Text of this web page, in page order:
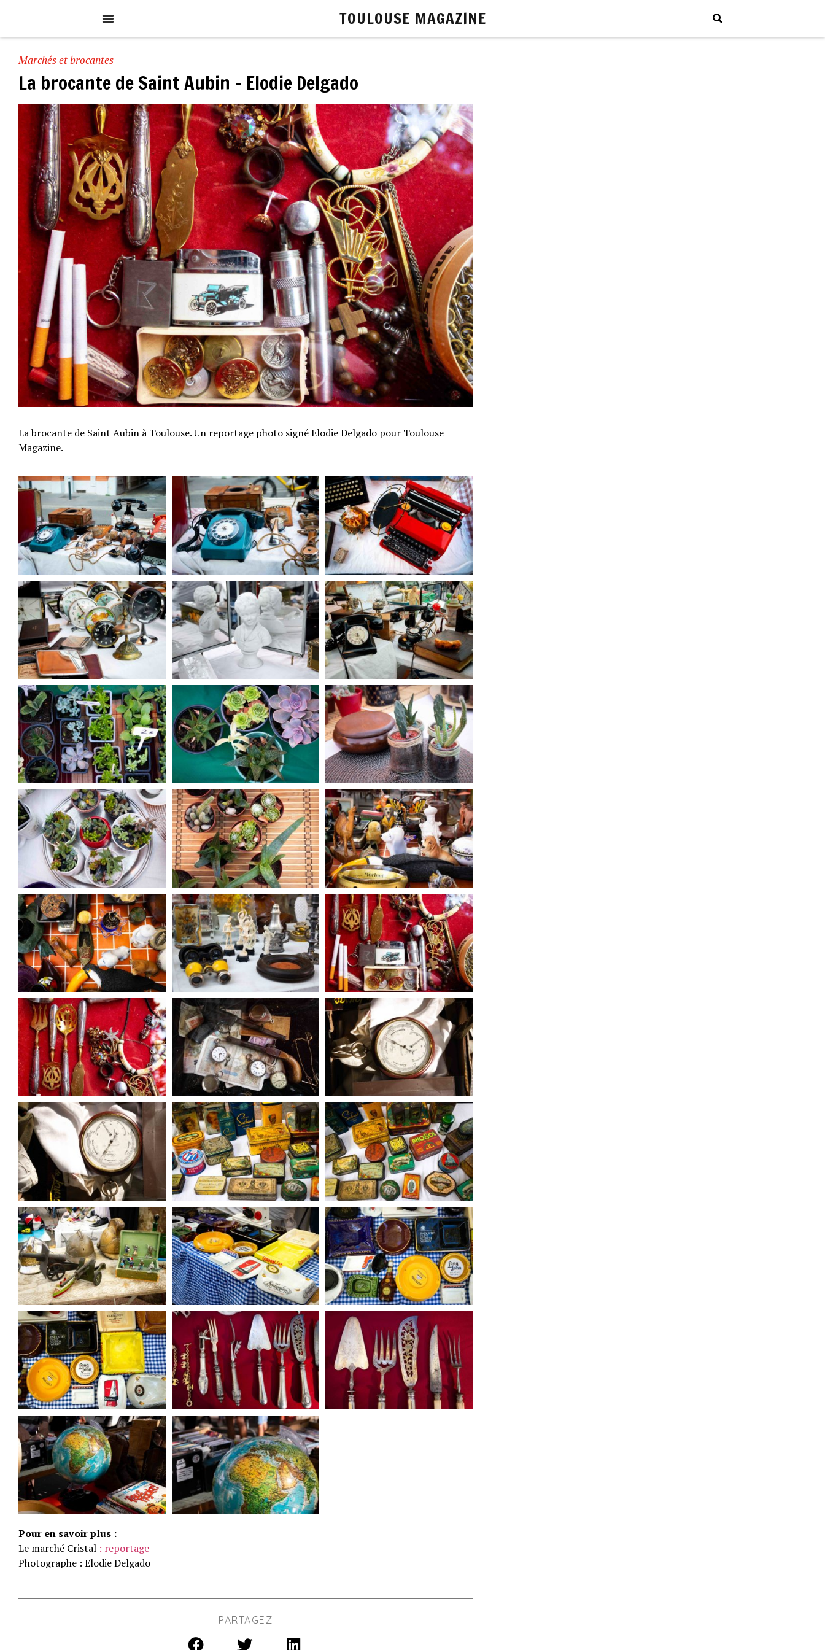
TOULOUSE MAGAZINE
Marchés et brocantes
La brocante de Saint Aubin – Elodie Delgado
La brocante de Saint Aubin à Toulouse. Un reportage photo signé Elodie Delgado pour Toulouse
Magazine.
Pour en savoir plus :
Le marché Cristal : reportage
Photographe : Elodie Delgado
PARTAGEZ